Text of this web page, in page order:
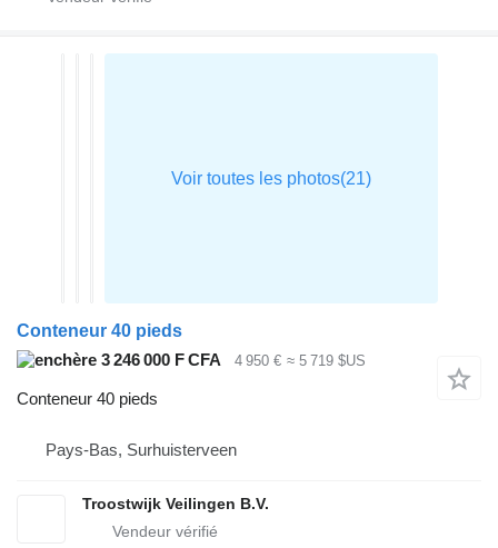
Conteneur 40 pieds
3 246 000 F CFA
4 950 € ≈ 5 719 $US
Conteneur 40 pieds
Pays-Bas, Surhuisterveen
Troostwijk Veilingen B.V.